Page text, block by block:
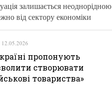
залишається неоднорідною
від сектору економіки
12.05.2026
пропонують
створювати
товариства»